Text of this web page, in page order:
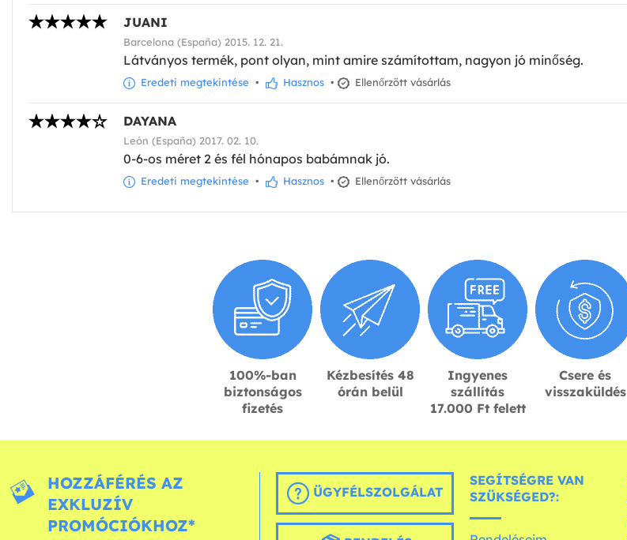
JUANI
Barcelona (España) 2015. 12. 21.
Látványos termék, pont olyan, mint amire számítottam, nagyon jó minőség.
Eredeti megtekintése • Hasznos • Ellenőrzött vásárlás
DAYANA
León (España) 2017. 02. 10.
0-6-os méret 2 és fél hónapos babámnak jó.
Eredeti megtekintése • Hasznos • Ellenőrzött vásárlás
100%-ban
biztonságos
fizetés
Kézbesítés 48
órán belül
Ingyenes
szállítás
17.000 Ft felett
Csere és
visszaküldés
HOZZÁFÉRÉS AZ
EXKLUZÍV
PROMÓCIÓKHOZ*
ÜGYFÉLSZOLGÁLAT
SEGÍTSÉGRE VAN
SZÜKSÉGED?: